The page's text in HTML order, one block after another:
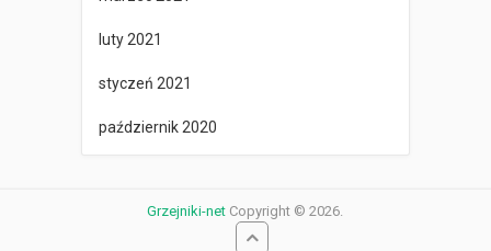
luty 2021
styczeń 2021
październik 2020
Grzejniki-net Copyright © 2026.